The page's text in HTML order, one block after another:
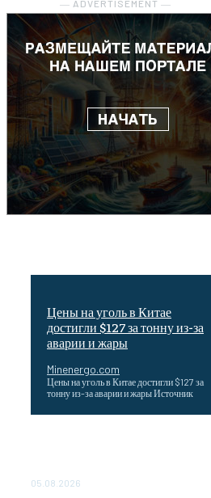
― ADVERTISEMENT ―
Цены на уголь в Китае
достигли $127 за тонну из-за
аварии и жары
Minenergo.com
Цены на уголь в Китае достигли $127 за
тонну из-за аварии и жары Источник
05.08.2026